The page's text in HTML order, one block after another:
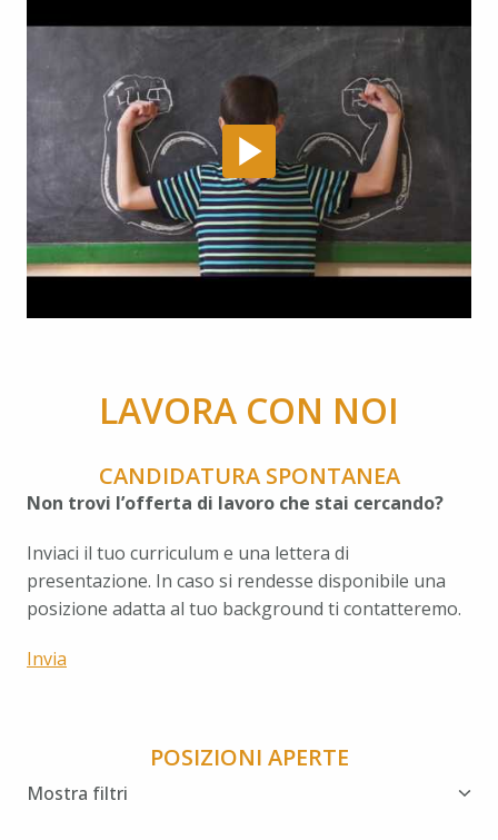
LAVORA CON NOI
CANDIDATURA SPONTANEA
Non trovi l’offerta di lavoro che stai cercando?
Inviaci il tuo curriculum e una lettera di
presentazione. In caso si rendesse disponibile una
posizione adatta al tuo background ti contatteremo.
Invia
POSIZIONI APERTE
Mostra filtri